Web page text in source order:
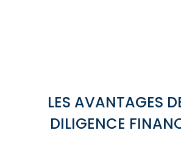
LES AVANTAGES
DILIGENCE